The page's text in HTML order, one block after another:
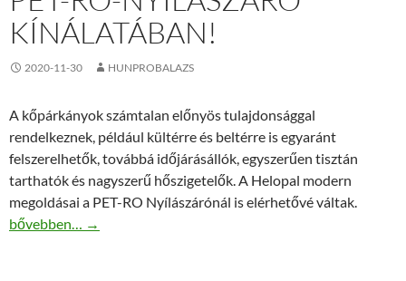
KÍNÁLATÁBAN!
2020-11-30 HUNPROBALAZS
A kőpárkányok számtalan előnyös tulajdonsággal
rendelkeznek, például kültérre és beltérre is egyaránt
felszerelhetők, továbbá időjárásállók, egyszerűen tisztán
tarthatók és nagyszerű hőszigetelők. A Helopal modern
megoldásai a PET-RO Nyílászárónál is elérhetővé váltak.
Hatalmas Helopal kőpárkány választék a PET-RO-Nyílászáró
bővebben… →